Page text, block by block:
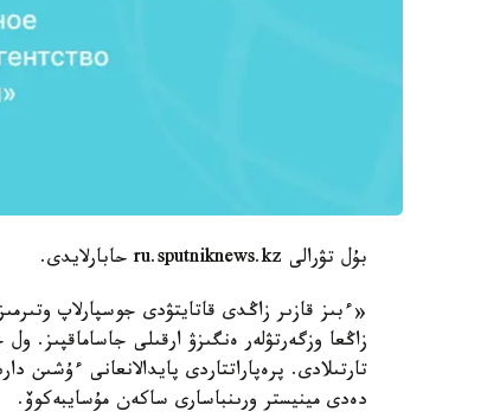
بۇل تۋرالى ru.sputniknews.kz حابارلايدى.
«ءبىز قازىر زاڭدى قاتايتۋدى جوسپارلاپ
زاڭعا وزگەرتۋلەر ەنگىزۋ ارقىلى جاساماقپىز.
تارتىلادى. پرەپاراتتاردى پايدالانعانى ءۇشىن
دەدى مينيستر ورىنباسارى ساكەن مۇسايبەكوۆ.